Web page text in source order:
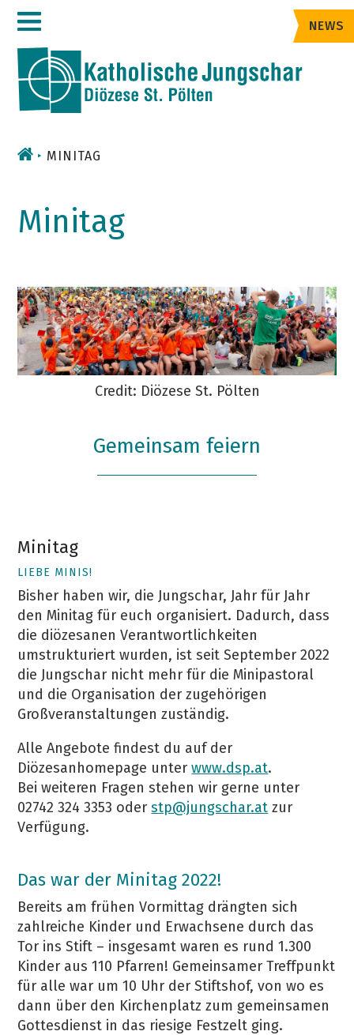
Zum
Inhalt
NEWS
MINITAG
Minitag
Credit: Diözese St. Pölten
Gemeinsam feiern
Minitag
LIEBE MINIS!
Bisher haben wir, die Jungschar, Jahr für Jahr
den Minitag für euch organisiert. Dadurch, dass
die diözesanen Verantwortlichkeiten
umstrukturiert wurden, ist seit September 2022
die Jungschar nicht mehr für die Minipastoral
und die Organisation der zugehörigen
Großveranstaltungen zuständig.
Alle Angebote findest du auf der
Diözesanhomepage unterwww.dsp.at.
Bei weiteren Fragen stehen wir gerne unter
02742 324 3353 oderstp@jungschar.at zur
Verfügung.
Das war der Minitag 2022!
Bereits am frühen Vormittag drängten sich
zahlreiche Kinder und Erwachsene durch das
Tor ins Stift – insgesamt waren es rund 1.300
Kinder aus 110 Pfarren! Gemeinsamer Treffpunkt
für alle war um 10 Uhr der Stiftshof, von wo es
dann über den Kirchenplatz zum gemeinsamen
Gottesdienst in das riesige Festzelt ging.